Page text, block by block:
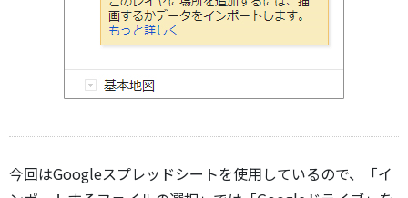
今回はGoogleスプレッドシートを使用しているので、「イ